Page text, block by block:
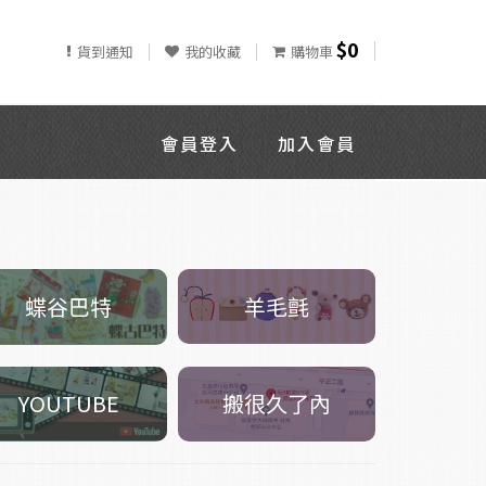
貨到通知 我的收藏 購物車$0
會員登入 加入會員
蝶谷巴特 羊毛氈
YOUTUBE 搬很久了內